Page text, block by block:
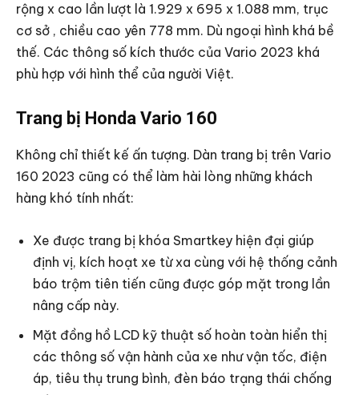
rộng x cao lần lượt là 1.929 x 695 x 1.088 mm, trục
cơ sở , chiều cao yên 778 mm. Dù ngoại hình khá bề
thế. Các thông số kích thước của Vario 2023 khá
phù hợp với hình thể của người Việt.
Trang bị Honda Vario 160
Không chỉ thiết kế ấn tượng. Dàn trang bị trên Vario
160 2023 cũng có thể làm hài lòng những khách
hàng khó tính nhất:
Xe được trang bị khóa Smartkey hiện đại giúp
định vị, kích hoạt xe từ xa cùng với hệ thống cảnh
báo trộm tiên tiến cũng được góp mặt trong lần
nâng cấp này.
Mặt đồng hồ LCD kỹ thuật số hoàn toàn hiển thị
các thông số vận hành của xe như vận tốc, điện
áp, tiêu thụ trung bình, đèn báo trạng thái chống